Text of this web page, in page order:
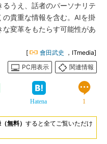
うえ、話者のパーソナリテ
の貴重な情報を含む。AIを掛
変革をもたらす可能性があ
[ 會田武史
，ITmedia]
PC用表示
関連情報
Hatena 1
無料） すると全てご覧いただけ